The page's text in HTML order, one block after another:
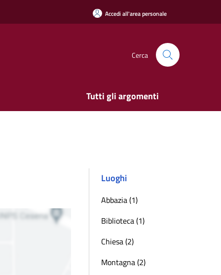
Accedi all'area personale
Cerca
Tutti gli argomenti
Luoghi
Abbazia (1)
Biblioteca (1)
Chiesa (2)
Montagna (2)